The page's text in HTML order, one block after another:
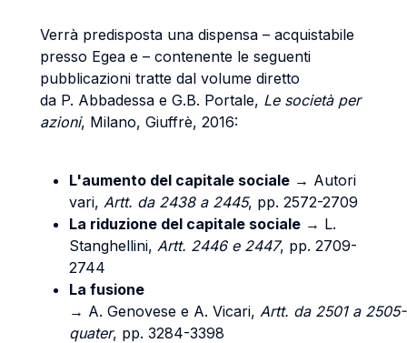
Verrà predisposta una dispensa – acquistabile
presso Egea e – contenente le seguenti
pubblicazioni tratte dal volume diretto
da P. Abbadessa e G.B. Portale, Le società per
azioni, Milano, Giuffrè, 2016:
L'aumento del capitale sociale → Autori
vari, Artt. da 2438 a 2445, pp. 2572-2709
La riduzione del capitale sociale → L.
Stanghellini, Artt. 2446 e 2447, pp. 2709-
2744
La fusione
→ A. Genovese e A. Vicari, Artt. da 2501 a 2505-
quater, pp. 3284-3398